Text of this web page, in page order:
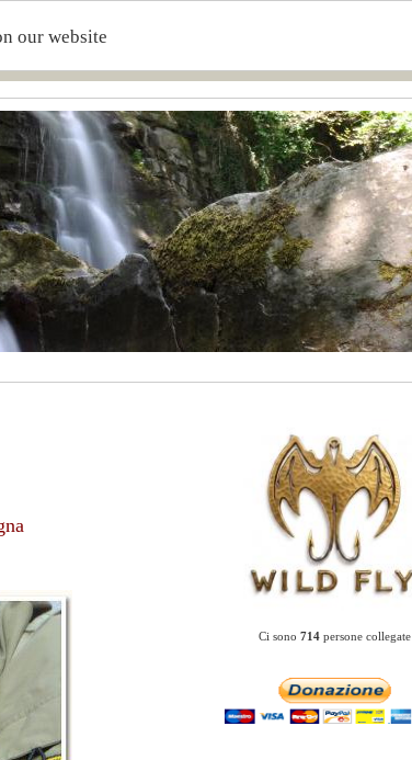
our website
Ci sono 714 persone collegate